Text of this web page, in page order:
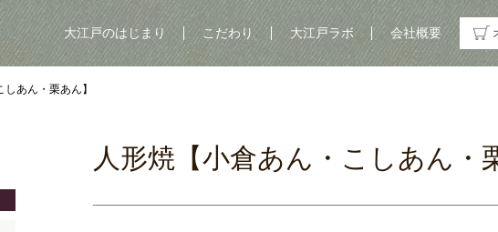
大江戸のはじまり こだわり 大江戸ラボ 会社概要
あん・栗あん】
人形焼【小倉あん・こしあん・